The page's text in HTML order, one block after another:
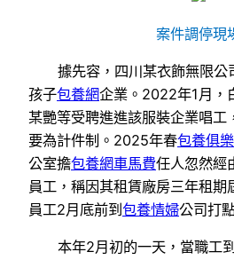
案件調停現
據先容，四川某衣飾無限公
孩子包養網企業。2022年1月，
某艷等受聘進進該服裝企業唱工
要為計件制。2025年春包養俱
公室擔包養網車馬費任人忽然經
員工，稱因其租賃廠房三年租期
員工2月底前到 包養情婦公司打
本年2月初的一天，當職工